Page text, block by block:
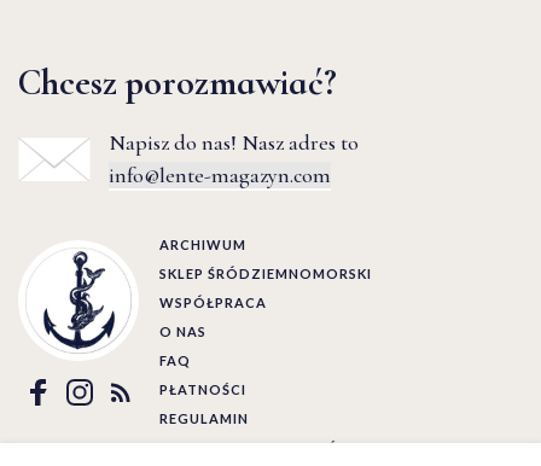
Chcesz porozmawiać?
Napisz do nas! Nasz adres to
info@lente-magazyn.com
ARCHIWUM
SKLEP ŚRÓDZIEMNOMORSKI
WSPÓŁPRACA
O NAS
FAQ
PŁATNOŚCI
REGULAMIN
POLITYKA PRYWATNOŚCI